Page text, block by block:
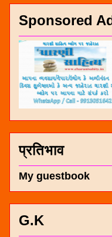
Sponsored
प्रतिभाव
My guestbook
G.K